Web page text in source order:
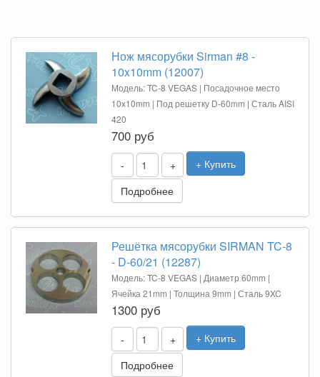
Нож мясорубки Sirman #8 -
10x10mm (12007)
Модель: TC-8 VEGAS | Посадочное место
10x10mm | Под решетку D-60mm | Сталь AISI
420
700 руб
- +
+ Купить
Подробнее
Решётка мясорубки SIRMAN TC-8
- D-60/21 (12287)
Модель: TC-8 VEGAS | Диаметр 60mm |
Ячейка 21mm | Толщина 9mm | Сталь 9XC
1300 руб
- +
+ Купить
Подробнее